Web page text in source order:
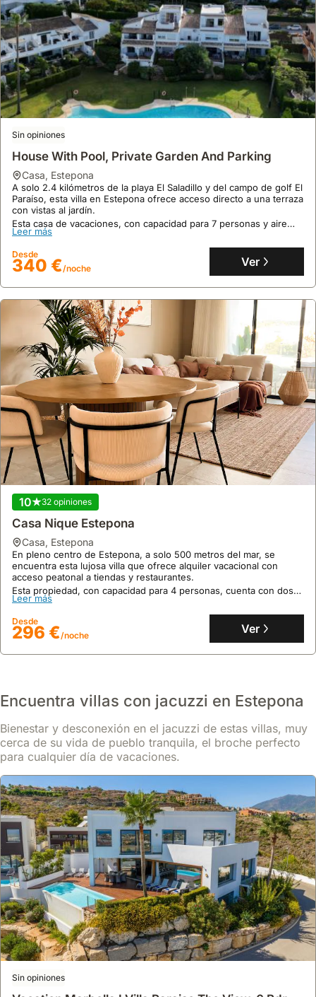
Sin opiniones
House With Pool, Private Garden And Parking
casa, Estepona
A solo 2.4 kilómetros de la playa El Saladillo y del campo de golf El
Paraíso, esta villa en Estepona ofrece acceso directo a una terraza
con vistas al jardín.
Esta casa de vacaciones, con capacidad para 7 personas y aire
acondicionado, cuenta con cocina equipada y aparcamiento
privado gratuito, siendo una opción de alquiler vacacional perfecta
para disfrutar de la zona.
Leer más
Desde
340 €/noche Ver
10 32 opiniones
Casa Nique Estepona
casa, Estepona
En pleno centro de Estepona, a solo 500 metros del mar, se
encuentra esta lujosa villa que ofrece alquiler vacacional con
acceso peatonal a tiendas y restaurantes.
Esta propiedad, con capacidad para 4 personas, cuenta con dos
dormitorios, dos baños y una espectacular piscina en la azotea,
además de gimnasio y sala de coworking en el edificio.
Leer más
Desde
296 €/noche Ver
Encuentra villas con jacuzzi en Estepona
Bienestar y desconexión en el jacuzzi de estas villas, muy
cerca de su vida de pueblo tranquila, el broche perfecto
para cualquier día de vacaciones.
Sin opiniones